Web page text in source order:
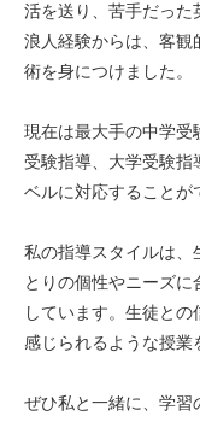
活を送り、苦手だった
浪人経験からは、客観
術を身につけました。
現在は最大手の中学受
受験指導、大学受験指
ベルに対応することが
私の指導スタイルは、
とりの個性やニーズ
しています。生徒と
感じられるような授業
ぜひ私と一緒に、学習